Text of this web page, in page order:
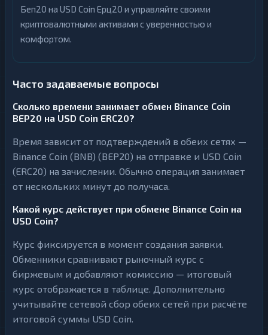
Беп20 на USD Coin Ерц20 и управляйте своими
криптовалютными активами с уверенностью и
комфортом.
Часто задаваемые вопросы
Сколько времени занимает обмен Binance Coin
BEP20 на USD Coin ERC20?
Время зависит от подтверждений в обеих сетях —
Binance Coin (BNB) (BEP20) на отправке и USD Coin
(ERC20) на зачислении. Обычно операция занимает
от нескольких минут до получаса.
Какой курс действует при обмене Binance Coin на
USD Coin?
Курс фиксируется в момент создания заявки.
Обменники сравнивают рыночный курс с
биржевым и добавляют комиссию — итоговый
курс отображается в таблице. Дополнительно
учитывайте сетевой сбор обеих сетей при расчёте
итоговой суммы USD Coin.